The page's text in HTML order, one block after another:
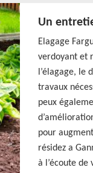
Un
Elagage
verdoyant et
l’élagage, le
travaux
peux
pour
résidez a
à l’écoute de